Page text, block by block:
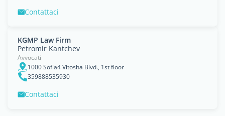
Contattaci
KGMP Law Firm
Petromir Kantchev
Avvocati
1000 Sofia4 Vitosha Blvd., 1st floor
359888535930
Contattaci